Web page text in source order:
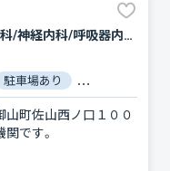
内科/感染症内科/血液内科/糖尿病内科/神経内科/呼吸器内科/循環器科/消化器科/腎臓内科・外科/外科/脳神経外科/呼吸器外科/心臓血管外科/乳腺外科/肛門科/整形外科/形成外科/小児科/産婦人科/眼科/耳鼻咽喉科/皮膚科/泌尿器科/精神科・神経科/歯科口腔外科/リウマチ科/リハビリテーション/放射線科/臨床検査・病理診断/麻酔科
駐車場あり バリアフリー
山町佐山西ノ口１００
です。